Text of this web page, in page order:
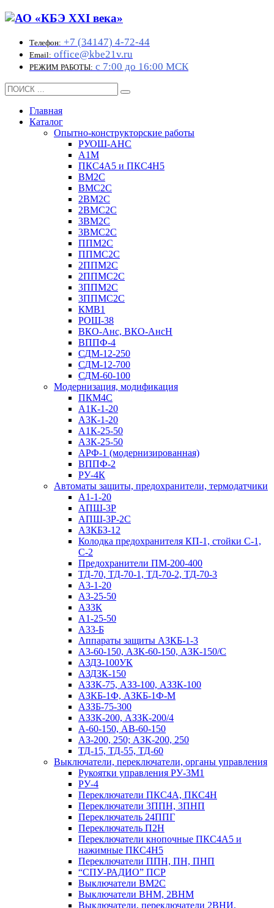
Телефон: +7 (34147) 4-72-44
Email: office@kbe21v.ru
РЕЖИМ РАБОТЫ: с 7:00 до 16:00 МСК
Главная
Каталог
Опытно-конструкторские работы
РУОШ-АНС
А1М
ПКС4А5 и ПКС4Н5
ВМ2С
ВМС2С
2ВМ2С
2ВМС2С
3ВМ2С
3ВМС2С
ППМ2С
ППМС2С
2ППМ2С
2ППМС2С
3ППМ2С
3ППМС2С
КМВ1
РОШ-38
ВКО-Анс, ВКО-АнсН
ВППФ-4
СДМ-12-250
СДМ-12-700
СДМ-60-100
Модернизация, модификация
ПКМ4С
А1К-1-20
А3К-1-20
А1К-25-50
А3К-25-50
АРФ-1 (модернизированная)
ВППФ-2
РУ-4К
Автоматы защиты, предохранители, термодатчики
А1-1-20
АПШ-3Р
АПШ-3P-2С
АЗКБЗ-12
Колодка предохранителя КП-1, стойки С-1,
С-2
Предохранители ПМ-200-400
ТД-70, ТД-70-1, ТД-70-2, ТД-70-3
А3-1-20
А3-25-50
АЗ3К
А1-25-50
А33-Б
Аппараты защиты АЗКБ-1-3
А3-60-150, АЗК-60-150, АЗК-150/С
АЗДЗ-100УК
АЗДЗК-150
АЗЗК-75, АЗЗ-100, АЗЗК-100
АЗКБ-1Ф, АЗКБ-1Ф-М
АЗЗБ-75-300
АЗЗК-200, АЗЗК-200/4
А-60-150, АВ-60-150
АЗ-200, 250; АЗК-200, 250
ТД-15, ТД-55, ТД-60
Выключатели, переключатели, органы управления
Рукоятки управления РУ-3М1
РУ-4
Переключатели ПКС4А, ПКС4Н
Переключатели 3ППН, 3ПНП
Переключатель 24ППГ
Переключатель П2Н
Переключатели кнопочные ПКС4А5 и
нажимные ПКС4Н5
Переключатели ППН, ПН, ПНП
“СПУ-РАДИО” ПСР
Выключатели ВМ2С
Выключатели ВНМ, 2ВНМ
Выключатели, переключатели 2ВНИ,